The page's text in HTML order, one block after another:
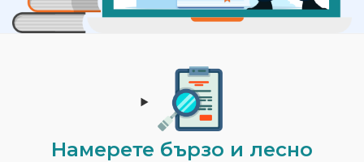
Намерете бързо и лесно